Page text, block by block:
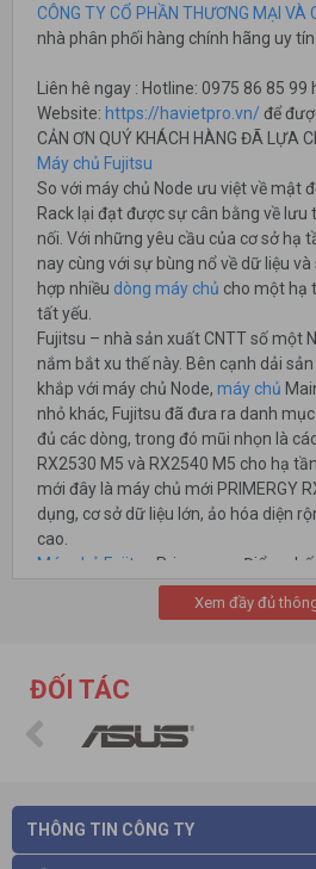
CÔNG TY CỔ PHẦN THƯƠNG MẠI VÀ
nhà phân phối hàng chính hãng uy
Liên hê ngay : Hotline: 0975 86 85 99
Website: https://havietpro.vn/ để
CẢN ƠN QUÝ KHÁCH HÀNG ĐÃ LỰA
Máy chủ Fujitsu
So với máy chủ Node ưu việt về mật
Rack lại đạt được sự cân bằng về
nối. Với những yêu cầu của cơ sở hạ
nay cùng với sự bùng nổ về dữ liệu
hợp nhiều dòng máy chủ cho một hạ
tất yếu.
Fujitsu – nhà sản xuất CNTT số một
nắm bắt xu thế này. Bên cạnh dải
khắp với máy chủ Node, máy chủ
nhỏ khác, Fujitsu đã đưa ra danh
đủ các dòng, trong đó mũi nhọn là
RX2530 M5 và RX2540 M5 cho hạ
mới đây là máy chủ mới PRIMERGY
dụng, cơ sở dữ liệu lớn, ảo hóa diện
cao.
Máy chủ Fujitsu
Primergy – Điểm
FujitsuPRIMERGY
Intel® Xeon® Scalable processor:
những hệ thống
nắm trong tay một lượng lớn dữ liệu
sự mạnh mẽ của nền tảng hạ tầng
then chốt đối với sự phát triển bền
Xem đầy đủ
ĐỐI TÁC
THÔNG TIN CÔNG TY